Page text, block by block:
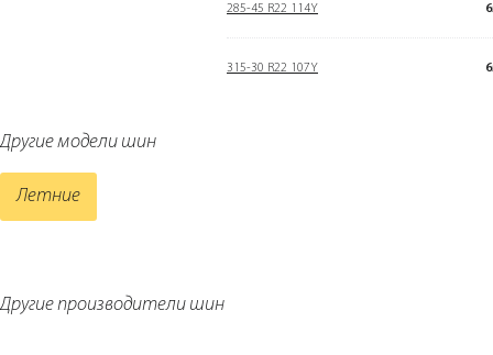
285-45 R22 114Y
315-30 R22 107Y
Другие модели шин
Летние
Другие производители шин